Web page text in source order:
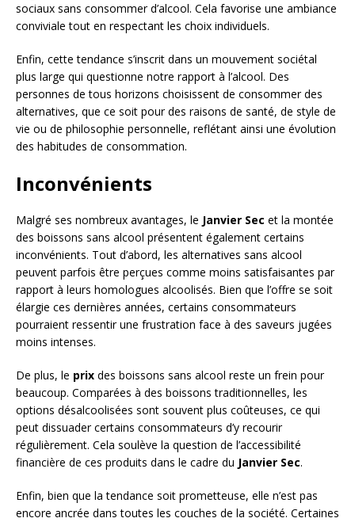
sociaux sans consommer d’alcool. Cela favorise une ambiance
conviviale tout en respectant les choix individuels.
Enfin, cette tendance s’inscrit dans un mouvement sociétal
plus large qui questionne notre rapport à l’alcool. Des
personnes de tous horizons choisissent de consommer des
alternatives, que ce soit pour des raisons de santé, de style de
vie ou de philosophie personnelle, reflétant ainsi une évolution
des habitudes de consommation.
Inconvénients
Malgré ses nombreux avantages, le Janvier Sec et la montée
des boissons sans alcool présentent également certains
inconvénients. Tout d’abord, les alternatives sans alcool
peuvent parfois être perçues comme moins satisfaisantes par
rapport à leurs homologues alcoolisés. Bien que l’offre se soit
élargie ces dernières années, certains consommateurs
pourraient ressentir une frustration face à des saveurs jugées
moins intenses.
De plus, le prix des boissons sans alcool reste un frein pour
beaucoup. Comparées à des boissons traditionnelles, les
options désalcoolisées sont souvent plus coûteuses, ce qui
peut dissuader certains consommateurs d’y recourir
régulièrement. Cela soulève la question de l’accessibilité
financière de ces produits dans le cadre du Janvier Sec.
Enfin, bien que la tendance soit prometteuse, elle n’est pas
encore ancrée dans toutes les couches de la société. Certaines